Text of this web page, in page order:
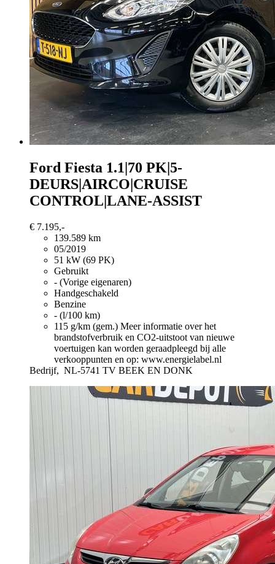
Ford Fiesta 1.1|70 PK|5-
DEURS|AIRCO|CRUISE
CONTROL|LANE-ASSIST
€ 7.195,-
139.589 km
05/2019
51 kW (69 PK)
Gebruikt
- (Vorige eigenaren)
Handgeschakeld
Benzine
- (l/100 km)
115 g/km (gem.) Meer informatie over het
brandstofverbruik en CO2-uitstoot van nieuwe
voertuigen kan worden geraadpleegd bij alle
verkooppunten en op: www.energielabel.nl
Bedrijf, NL-5741 TV BEEK EN DONK